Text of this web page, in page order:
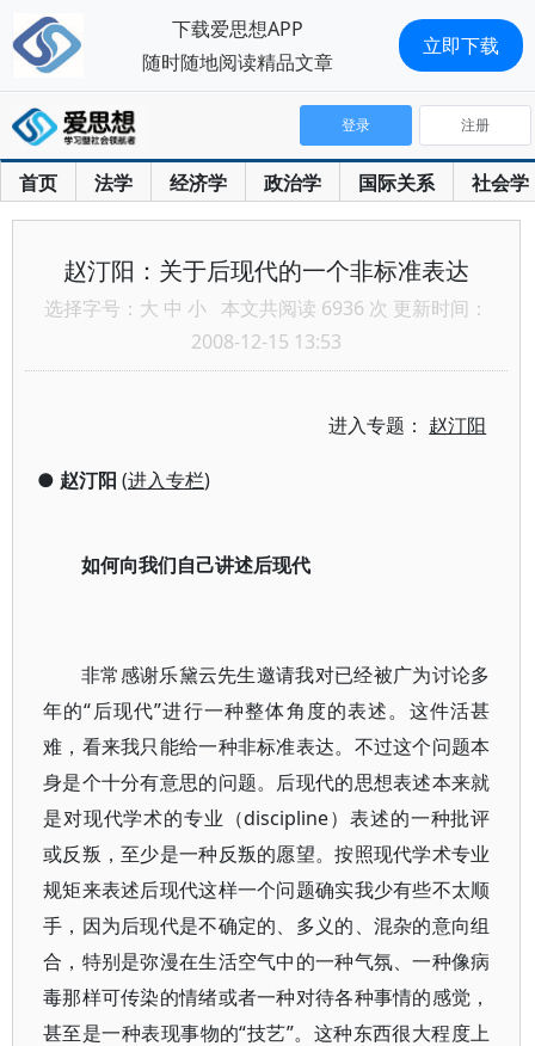
首页 法学 经济学 政治学 国际关系 社会学
登录 注册
赵汀阳：关于后现代的一个非标准表达
选择字号： 大 中 小 本文共阅读 6936 次 更新时间：
2008-12-15 13:53
进入专题： 赵汀阳
● 赵汀阳 (进入专栏)
如何向我们自己讲述后现代
非常感谢乐黛云先生邀请我对已经被广为讨论多
年的“后现代”进行一种整体角度的表述。这件活甚
难，看来我只能给一种非标准表达。不过这个问题本
身是个十分有意思的问题。后现代的思想表述本来就
是对现代学术的专业（discipline）表述的一种批评
或反叛，至少是一种反叛的愿望。按照现代学术专业
规矩来表述后现代这样一个问题确实我少有些不太顺
手，因为后现代是不确定的、多义的、混杂的意向组
合，特别是弥漫在生活空气中的一种气氛、一种像病
毒那样可传染的情绪或者一种对待各种事情的感觉，
甚至是一种表现事物的“技艺”。这种东西很大程度上
下载爱思想APP
随时随地阅读精品文章
立即下载